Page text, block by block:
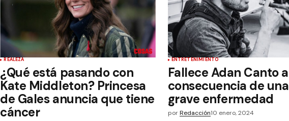
REALEZA
¿Qué está pasando con
Kate Middleton? Princesa
de Gales anuncia que tiene
cáncer
ENTRETENIMIENTO
Fallece Adan Canto a
consecuencia de una
grave enfermedad
por Redacción10 enero, 2024